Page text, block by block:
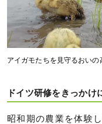
アイガモたちを見守るおい
ドイツ研修をきっかけ
昭和期の農業を体験